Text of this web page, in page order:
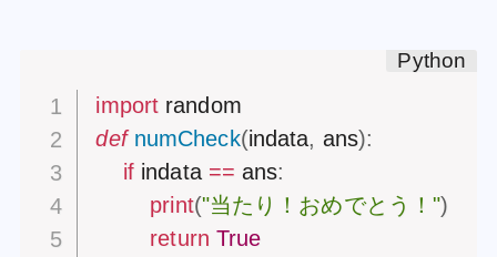
import
def numCheck(indata, ans):
if indata == ans:
print("当たり！おめでとう！")
return True